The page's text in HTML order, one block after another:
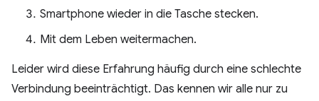
Smartphone wieder in die Tasche stecken.
Mit dem Leben weitermachen.
Leider wird diese Erfahrung häufig durch eine schlechte
Verbindung beeinträchtigt. Das kennen wir alle nur zu